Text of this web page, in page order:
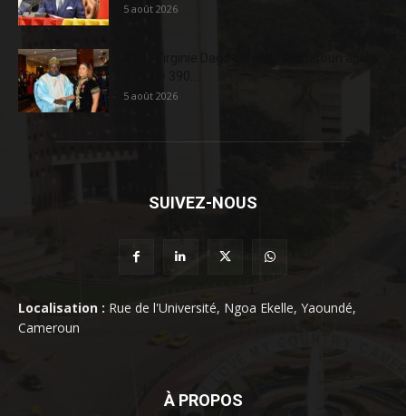
5 août 2026
5 août 2026
SUIVEZ-NOUS
Localisation : Rue de l'Université, Ngoa Ekelle, Yaoundé,
Cameroun
À PROPOS